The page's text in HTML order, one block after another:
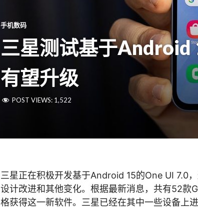
手机数码
三星测试基于Android
有望升级
POST VIEWS: 1,522
三星正在积极开发基于Android 15的One UI 7.0
设计改进和其他变化。根据最新消息，共有52款
格获得这一新软件。三星已经在其中一些设备上